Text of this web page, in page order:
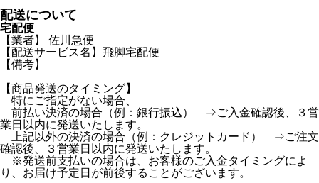
配送について
宅配便
【業者】 佐川急便
【配送サービス名】飛脚宅配便
【備考】
【商品発送のタイミング】
特にご指定がない場合、
前払い決済の場合（例：銀行振込） ⇒ご入金確認後、３営
業日以内に発送いたします。
上記以外の決済の場合（例：クレジットカード） ⇒ご注文
確認後、３営業日以内に発送いたします。
※発送前支払いの場合は、お客様のご入金タイミングによ
り、お届け予定日が前後することがございます。